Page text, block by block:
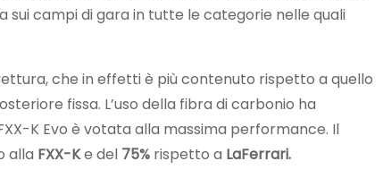
campi di gara in tutte le categorie nelle quali
che in effetti è più contenuto rispetto a quello
fissa. L’uso della fibra di carbonio ha
K Evo è votata alla massima performance. Il
alla FXX-Ke del 75% rispetto a LaFerrari.